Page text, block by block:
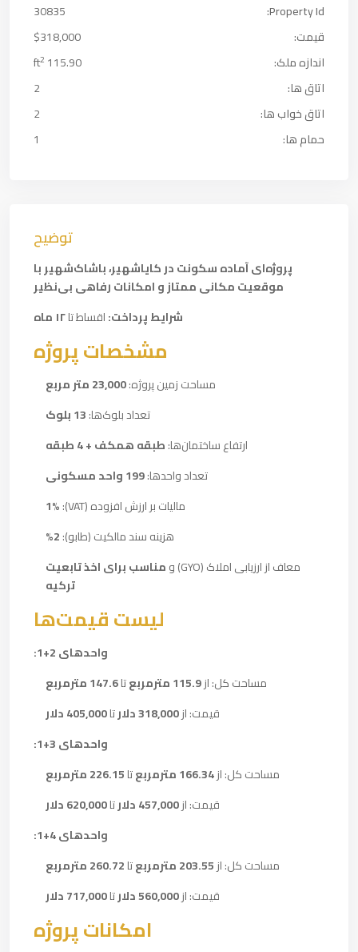
Property Id:
30835
قیمت:
$318,000
اندازه ملک:
115.90 ft
2
اتاق ها:
2
اتاق خواب ها:
2
حمام ها:
1
توضیح
پروژه‌ای آماده سکونت در کایا‌شهیر، باشاک‌شهیر با
موقعیت مکانی ممتاز و امکانات رفاهی بی‌نظیر
شرایط پرداخت:اقساط تا۱۲ ماه
مشخصات پروژه
مساحت زمین پروژه:23,000 متر مربع
تعداد بلوک‌ها:13 بلوک
ارتفاع ساختمان‌ها:طبقه همکف + 4 طبقه
تعداد واحدها:199 واحد مسکونی
مالیات بر ارزش افزوده (VAT):
1%
هزینه سند مالکیت (طابو):2%
معاف از ارزیابی املاک (GYO) و
مناسب برای اخذ تابعیت
ترکیه
لیست قیمت‌ها
واحدهای 2+1:
مساحت کل: از115.9 مترمربع تا147.6 مترمربع
قیمت: از318,000 دلار تا405,000 دلار
واحدهای 3+1:
مساحت کل: از166.34 مترمربع تا226.15 مترمربع
قیمت: از457,000 دلار تا620,000 دلار
واحدهای 4+1:
مساحت کل: از203.55 مترمربع تا260.72 مترمربع
قیمت: از560,000 دلار تا717,000 دلار
امکانات پروژه